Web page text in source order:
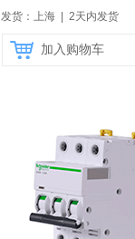
发货：上海 | 2天内发货
加入购物车